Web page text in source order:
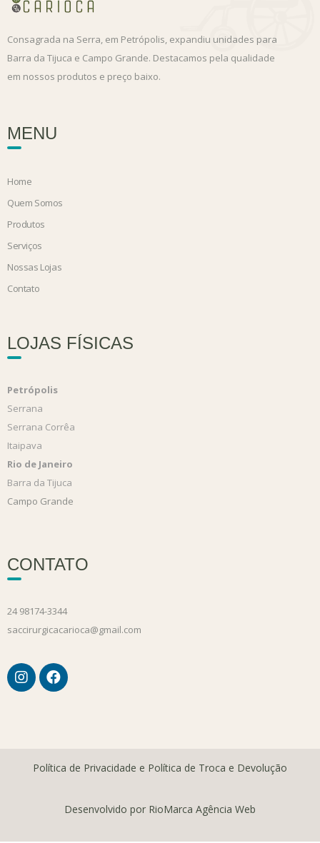
Consagrada na Serra, em Petrópolis, expandiu unidades para
Barra da Tijuca e Campo Grande. Destacamos pela qualidade
em nossos produtos e preço baixo.
MENU
Home
Quem Somos
Produtos
Serviços
Nossas Lojas
Contato
LOJAS FÍSICAS
Petrópolis
Serrana
Serrana Corrêa
Itaipava
Rio de Janeiro
Barra da Tijuca
Campo Grande
CONTATO
24 98174-3344
saccirurgicacarioca@gmail.com
Política de Privacidade e Política de Troca e Devolução
Desenvolvido por RioMarca Agência Web